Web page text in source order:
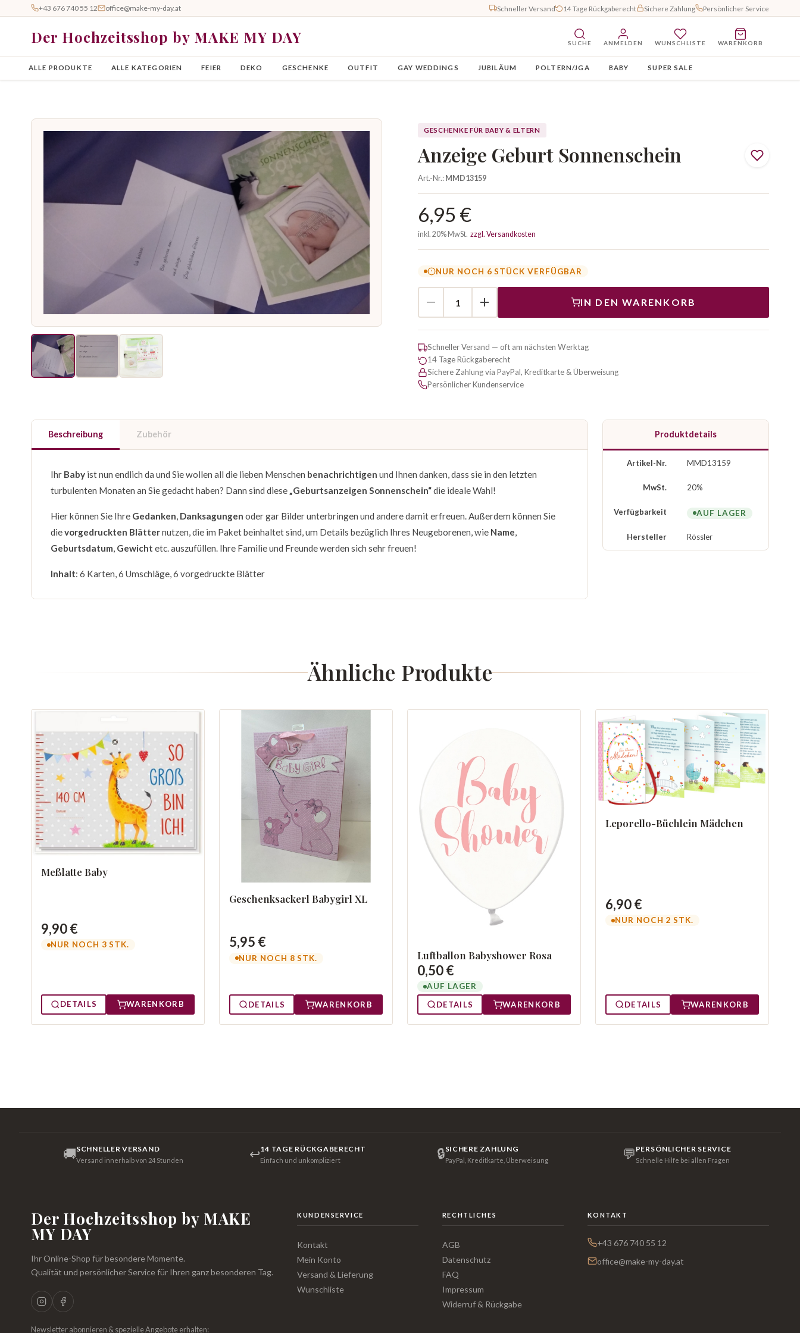
+43 676 740 55 12 office@make-my-day.at Schneller Versand 14 Tage Rückgaberecht Sichere Zahlung Persönlicher Service
Der Hochzeitsshop by MAKE MY DAY SUCHE ANMELDEN WUNSCHLISTE WARENKORB
ALLE PRODUKTE ALLE KATEGORIEN FEIER DEKO GESCHENKE OUTFIT GAY WEDDINGS JUBILÄUM POLTERN/JGA BABY SUPER SALE
GESCHENKE FÜR BABY & ELTERN
Anzeige Geburt Sonnenschein
Art.-Nr.:MMD13159
6,95 €
inkl. 20% MwSt. zzgl. Versandkosten
NUR NOCH 6 STÜCK VERFÜGBAR
IN DEN WARENKORB
Schneller Versand — oft am nächsten Werktag
14 Tage Rückgaberecht
Sichere Zahlung via PayPal, Kreditkarte & Überweisung
Persönlicher Kundenservice
Beschreibung Zubehör
Ihr Baby ist nun endlich da und Sie wollen all die lieben Menschen benachrichtigen und Ihnen danken, dass sie in den letzten
turbulenten Monaten an Sie gedacht haben? Dann sind diese„Geburtsanzeigen Sonnenschein“die ideale Wahl!
Hier können Sie Ihre Gedanken, Danksagungen oder gar Bilder unterbringen und andere damit erfreuen. Außerdem können Sie
dievorgedruckten Blätternutzen, die im Paket beinhaltet sind, um Details bezüglich Ihres Neugeborenen, wie Name,
Geburtsdatum, Gewicht etc. auszufüllen. Ihre Familie und Freunde werden sich sehr freuen!
Inhalt: 6 Karten, 6 Umschläge, 6 vorgedruckte Blätter
Produktdetails
Artikel-Nr. MMD13159
MwSt. 20%
Verfügbarkeit AUF LAGER
Hersteller Rössler
Ähnliche Produkte
Meßlatte Baby
9,90 €
NUR NOCH 3 STK.
DETAILS WARENKORB
Geschenksackerl Babygirl XL
5,95 €
NUR NOCH 8 STK.
DETAILS WARENKORB
Luftballon Babyshower Rosa
0,50 €
AUF LAGER
DETAILS
WARENKORB
Leporello-Büchlein Mädchen
6,90 €
NUR NOCH 2 STK.
DETAILS WARENKORB
🚚SCHNELLER VERSAND
Versand innerhalb von 24 Stunden ↩14 TAGE RÜCKGABERECHT
Einfach und unkompliziert 🔒SICHERE ZAHLUNG
PayPal, Kreditkarte, Überweisung 💬 PERSÖNLICHER SERVICE
Schnelle Hilfe bei allen Fragen
Der Hochzeitsshop by MAKE
MY DAY
Ihr Online-Shop für besondere Momente.
Qualität und persönlicher Service für Ihren ganz besonderen Tag.
Newsletter abonnieren & spezielle Angebote erhalten:
KUNDENSERVICE
Kontakt
Mein Konto
Versand & Lieferung
Wunschliste
RECHTLICHES
AGB
Datenschutz
FAQ
Impressum
Widerruf & Rückgabe
KONTAKT
+43 676 740 55 12
office@make-my-day.at